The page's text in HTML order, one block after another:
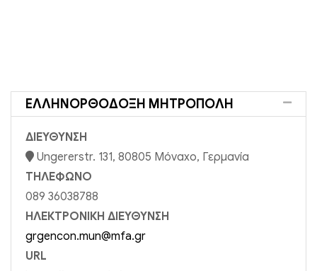
ΕΛΛΗΝΟΡΘΌΔΟΞΗ ΜΗΤΡΌΠΟΛΗ
ΔΙΕΥΘΥΝΣΗ
Ungererstr. 131, 80805 Μόναχο, Γερμανία
ΤΗΛΕΦΩΝΟ
089 36038788
ΗΛΕΚΤΡΟΝΙΚΗ ΔΙΕΥΘΥΝΣΗ
grgencon.mun@mfa.gr
URL